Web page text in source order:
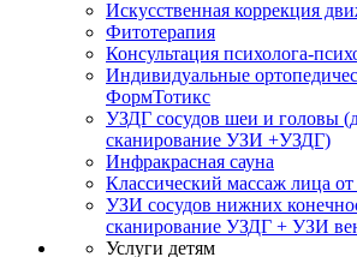
Искусственная коррекция
Фитотерапия
Консультация психолога-
Индивидуальные
ФормТотикс
УЗДГ сосудов шеи и головы
сканирование УЗИ +УЗДГ)
Инфракрасная сауна
Классический массаж лица
УЗИ сосудов нижних
сканирование УЗДГ + УЗИ
Услуги детям